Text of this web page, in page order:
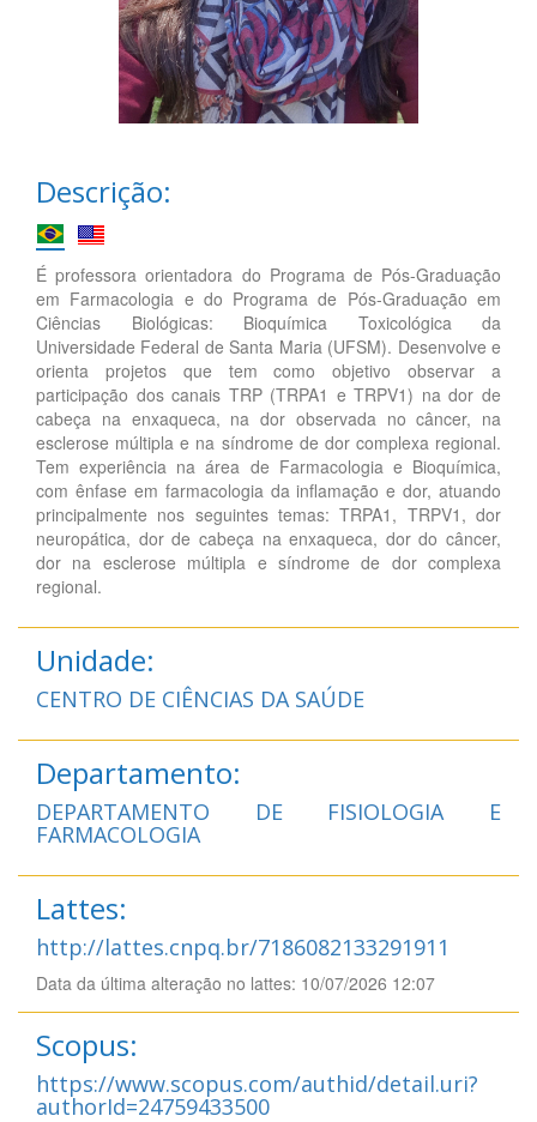
Descrição:
É professora orientadora do Programa de Pós-Graduação
em Farmacologia e do Programa de Pós-Graduação em
Ciências Biológicas: Bioquímica Toxicológica da
Universidade Federal de Santa Maria (UFSM). Desenvolve e
orienta projetos que tem como objetivo observar a
participação dos canais TRP (TRPA1 e TRPV1) na dor de
cabeça na enxaqueca, na dor observada no câncer, na
esclerose múltipla e na síndrome de dor complexa regional.
Tem experiência na área de Farmacologia e Bioquímica,
com ênfase em farmacologia da inflamação e dor, atuando
principalmente nos seguintes temas: TRPA1, TRPV1, dor
neuropática, dor de cabeça na enxaqueca, dor do câncer,
dor na esclerose múltipla e síndrome de dor complexa
regional.
Unidade:
CENTRO DE CIÊNCIAS DA SAÚDE
Departamento:
DEPARTAMENTO DE FISIOLOGIA E
FARMACOLOGIA
Lattes:
http://lattes.cnpq.br/7186082133291911
Data da última alteração no lattes: 10/07/2026 12:07
Scopus:
https://www.scopus.com/authid/detail.uri?
authorId=24759433500